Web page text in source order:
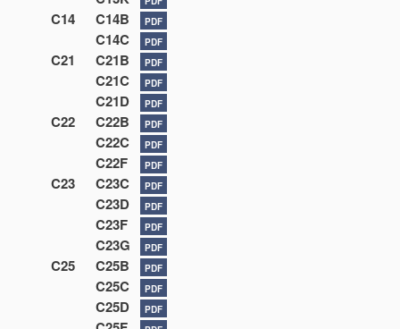
C14 C14B PDF
C14C PDF
C21 C21B PDF
C21C PDF
C21D PDF
C22 C22B PDF
C22C PDF
C22F PDF
C23 C23C PDF
C23D PDF
C23F PDF
C23G PDF
C25 C25B PDF
C25C PDF
C25D PDF